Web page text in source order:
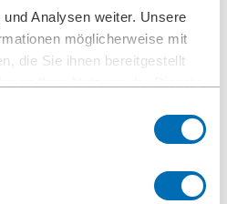
Analysen weiter. Unsere
möglicherweise mit
die Sie ihnen bereitgestellt